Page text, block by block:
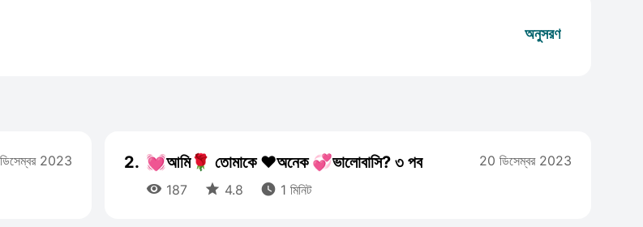
অনুসরণ
2023 2. 💓আমি🌹 তোমাকে ❤️অনেক 💞ভালোবাসি? ৩ পব
 187  4.8  1 মিনিট
20 ডিসেম্বর 2023